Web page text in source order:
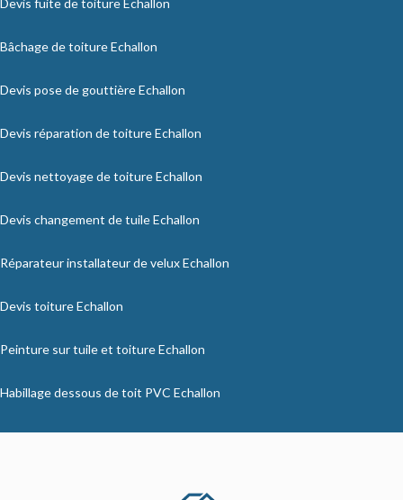
Devis fuite de toiture Echallon
Bâchage de toiture Echallon
Devis pose de gouttière Echallon
Devis réparation de toiture Echallon
Devis nettoyage de toiture Echallon
Devis changement de tuile Echallon
Réparateur installateur de velux Echallon
Devis toiture Echallon
Peinture sur tuile et toiture Echallon
Habillage dessous de toit PVC Echallon